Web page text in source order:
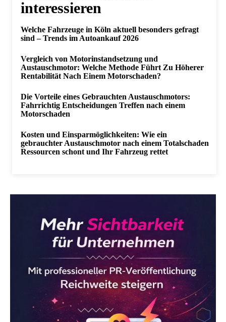
interessieren
Welche Fahrzeuge in Köln aktuell besonders gefragt
sind – Trends im Autoankauf 2026
Vergleich von Motorinstandsetzung und
Austauschmotor: Welche Methode Führt Zu Höherer
Rentabilität Nach Einem Motorschaden?
Die Vorteile eines Gebrauchten Austauschmotors:
Fahrrichtig Entscheidungen Treffen nach einem
Motorschaden
Kosten und Einsparmöglichkeiten: Wie ein
gebrauchter Austauschmotor nach einem Totalschaden
Ressourcen schont und Ihr Fahrzeug rettet